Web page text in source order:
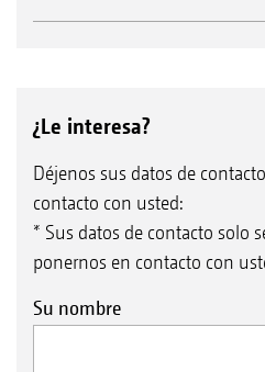
¿Le interesa?
Déjenos sus datos de
contacto con usted:
* Sus datos de contacto solo
ponernos en contacto con
Su nombre